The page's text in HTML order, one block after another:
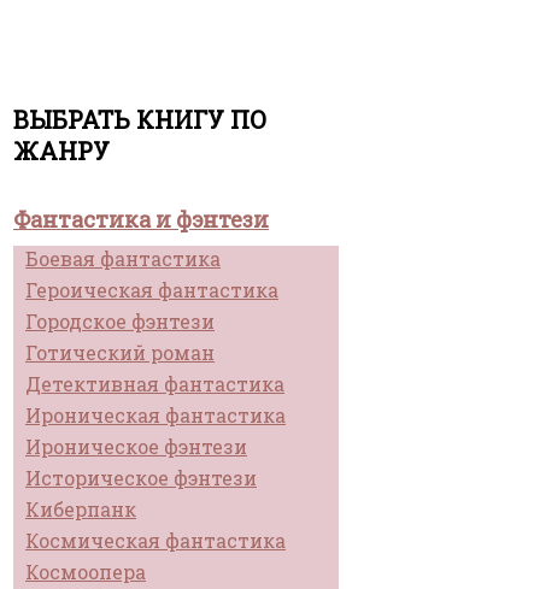
ВЫБРАТЬ КНИГУ ПО
ЖАНРУ
Фантастика и фэнтези
Боевая фантастика
Героическая фантастика
Городское фэнтези
Готический роман
Детективная фантастика
Ироническая фантастика
Ироническое фэнтези
Историческое фэнтези
Киберпанк
Космическая фантастика
Космоопера